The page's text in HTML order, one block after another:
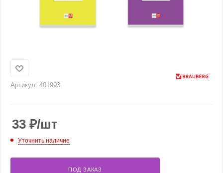
Артикул: 401993
33 ₽/шт
Уточнить наличие
ПОД ЗАКАЗ